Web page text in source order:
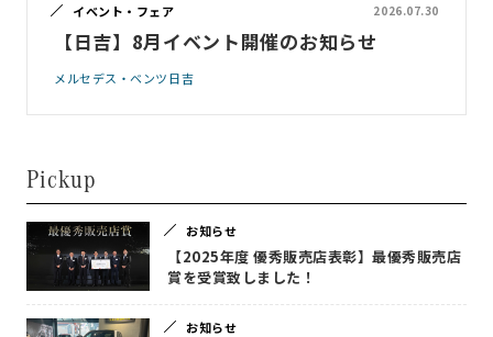
イベント・フェア 2026.07.30
【日吉】8月イベント開催のお知らせ
メルセデス・ベンツ日吉
Pickup
お知らせ
【2025年度 優秀販売店表彰】最優秀販売店
賞を受賞致しました！
お知らせ